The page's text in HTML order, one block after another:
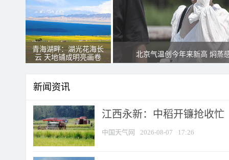
青海湖畔：湖光花海长
云 天地铺成明亮画卷
北京气温创今年来新高 焖蒸
新闻资讯
江西永新：中稻开镰抢收忙
中国天气网 2026-08-07 17:26